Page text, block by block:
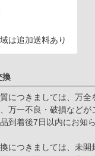
は追加送料あり
換
につきましては、万全
万一不良・破損などが
到着後7日以内にお知
につきましては、未開